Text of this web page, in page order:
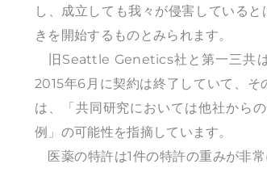
し、成立しても我々が侵害している
きを開始するものとみられます。
旧Seattle Genetics社と第一三共
2015年6月に契約は終了していて、そ
は、「共同研究においては他社から
例」の可能性を指摘しています。
医薬の特許は1件の特許の重みが非